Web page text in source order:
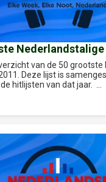
Nederlandstalige
van de 50 grootste
Deze lijst is
hitlijsten van dat jaar. ...